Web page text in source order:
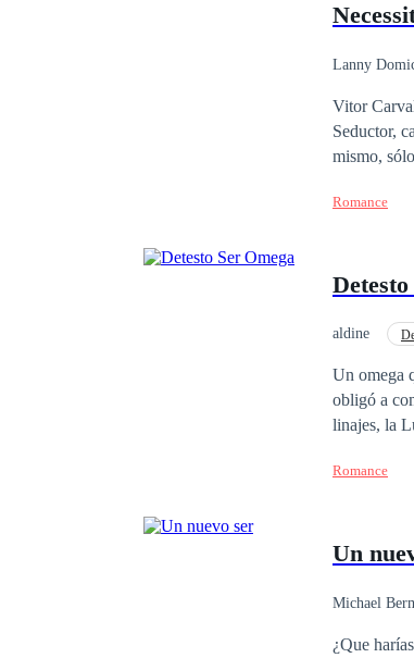
Lanny
Vitor
Seductor,
mismo,
rechaza,
para que
necesita el
Romance
aldine
Un omega
obligó a
linajes, la
Aurel no
Romance
Un
Michael
¿Que harías si perdieras la